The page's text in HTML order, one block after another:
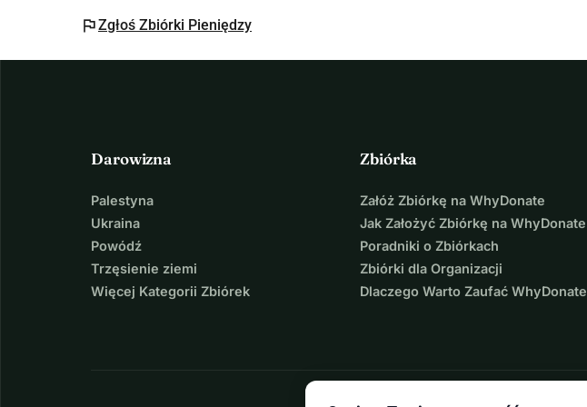
Conchita i Kris
flagZgłoś Zbiórki Pieniędzy
Darowizna
Palestyna
Ukraina
Powódź
Trzęsienie ziemi
Więcej Kategorii Zbiórek
Zbiórka
Załóż Zbiórkę na WhyDonate
Jak Założyć Zbiórkę na WhyDonate
Poradniki o Zbiórkach
Zbiórki dla Organizacji
Dlaczego Warto Zaufać WhyDonate